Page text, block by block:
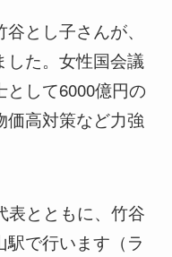
とし子さんが、
した。女性国会議
として6000億円の
価高対策など力強
表とともに、竹谷
で行います（ラ